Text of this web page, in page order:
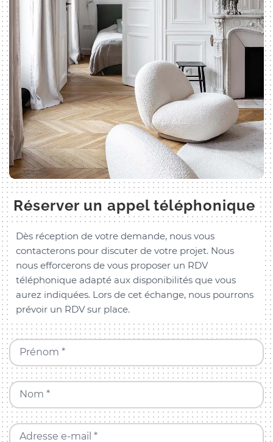
Réserver un appel téléphonique
Dès réception de votre demande, nous vous
contacterons pour discuter de votre projet. Nous
nous efforcerons de vous proposer un RDV
téléphonique adapté aux disponibilités que vous
aurez indiquées. Lors de cet échange, nous pourrons
prévoir un RDV sur place.
Prénom *
Nom *
Adresse e-mail *